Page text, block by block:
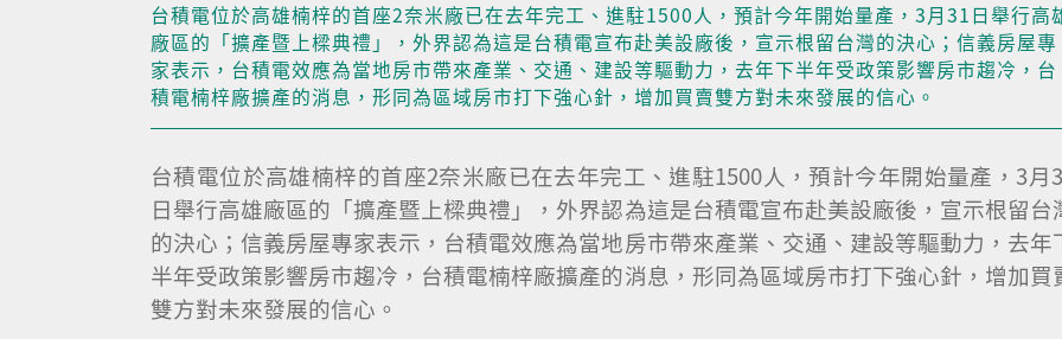
台積電位於高雄楠梓的首座2奈米廠已在去年完工、進駐1500人，預計今年開始量產，3月31日舉行高
廠區的「擴產暨上樑典禮」，外界認為這是台積電宣布赴美設廠後，宣示根留台灣的決心；信義房屋專
家表示，台積電效應為當地房市帶來產業、交通、建設等驅動力，去年下半年受政策影響房市趨冷，台
積電楠梓廠擴產的消息，形同為區域房市打下強心針，增加買賣雙方對未來發展的信心。
台積電位於高雄楠梓的首座2奈米廠已在去年完工、進駐1500人，預計今年開始量產，3月
日舉行高雄廠區的「擴產暨上樑典禮」，外界認為這是台積電宣布赴美設廠後，宣示根留台
的決心；信義房屋專家表示，台積電效應為當地房市帶來產業、交通、建設等驅動力，去年
半年受政策影響房市趨冷，台積電楠梓廠擴產的消息，形同為區域房市打下強心針，增加買
雙方對未來發展的信心。